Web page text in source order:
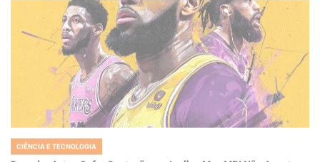
IN
CIÊNCIA E TECNOLOGIA
Deandre Ayton Sofre Contusão no Joelho, Mas MRI Não Aponta
Lesão Grave: Atualização do Los Angeles Lakers